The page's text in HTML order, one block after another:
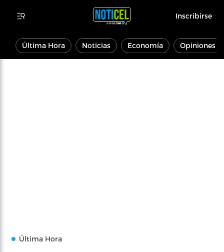
Inscribirse
Última Hora Noticias Economía Opiniones
Última Hora